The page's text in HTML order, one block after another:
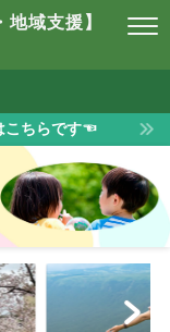
域支援】
こちらです☜